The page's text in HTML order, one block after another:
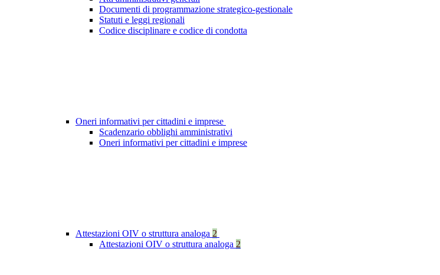
Documenti di programmazione strategico-gestionale
Statuti e leggi regionali
Codice disciplinare e codice di condotta
Oneri informativi per cittadini e imprese
Scadenzario obblighi amministrativi
Oneri informativi per cittadini e imprese
Attestazioni OIV o struttura analoga 2
Attestazioni OIV o struttura analoga 2